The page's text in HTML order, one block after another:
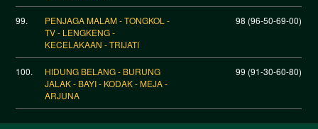
99.
PENJAGA MALAM - TONGKOL -
TV - LENGKENG -
KECELAKAAN - TRIJATI
98 (96-50-69-00)
100.
HIDUNG BELANG - BURUNG
JALAK - BAYI - KODAK - MEJA -
ARJUNA
99 (91-30-60-80)